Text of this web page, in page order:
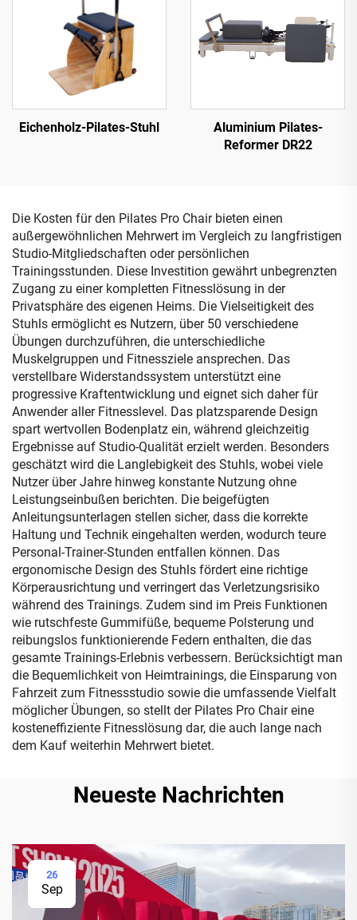
Eichenholz-Pilates-Stuhl
Aluminium Pilates-
Reformer DR22
Die Kosten für den Pilates Pro Chair bieten einen
außergewöhnlichen Mehrwert im Vergleich zu langfristigen
Studio-Mitgliedschaften oder persönlichen
Trainingsstunden. Diese Investition gewährt unbegrenzten
Zugang zu einer kompletten Fitnesslösung in der
Privatsphäre des eigenen Heims. Die Vielseitigkeit des
Stuhls ermöglicht es Nutzern, über 50 verschiedene
Übungen durchzuführen, die unterschiedliche
Muskelgruppen und Fitnessziele ansprechen. Das
verstellbare Widerstandssystem unterstützt eine
progressive Kraftentwicklung und eignet sich daher für
Anwender aller Fitnesslevel. Das platzsparende Design
spart wertvollen Bodenplatz ein, während gleichzeitig
Ergebnisse auf Studio-Qualität erzielt werden. Besonders
geschätzt wird die Langlebigkeit des Stuhls, wobei viele
Nutzer über Jahre hinweg konstante Nutzung ohne
Leistungseinbußen berichten. Die beigefügten
Anleitungsunterlagen stellen sicher, dass die korrekte
Haltung und Technik eingehalten werden, wodurch teure
Personal-Trainer-Stunden entfallen können. Das
ergonomische Design des Stuhls fördert eine richtige
Körperausrichtung und verringert das Verletzungsrisiko
während des Trainings. Zudem sind im Preis Funktionen
wie rutschfeste Gummifüße, bequeme Polsterung und
reibungslos funktionierende Federn enthalten, die das
gesamte Trainings-Erlebnis verbessern. Berücksichtigt man
die Bequemlichkeit von Heimtrainings, die Einsparung von
Fahrzeit zum Fitnessstudio sowie die umfassende Vielfalt
möglicher Übungen, so stellt der Pilates Pro Chair eine
kosteneffiziente Fitnesslösung dar, die auch lange nach
dem Kauf weiterhin Mehrwert bietet.
Neueste Nachrichten
26
Sep